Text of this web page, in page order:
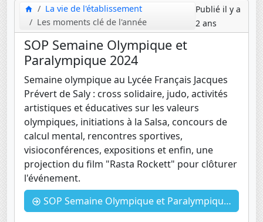
La vie de l'établissement
Les moments clé de l'année
Publié il y a
2 ans
SOP Semaine Olympique et
Paralympique 2024
Semaine olympique au Lycée Français Jacques
Prévert de Saly : cross solidaire, judo, activités
artistiques et éducatives sur les valeurs
olympiques, initiations à la Salsa, concours de
calcul mental, rencontres sportives,
visioconférences, expositions et enfin, une
projection du film "Rasta Rockett" pour clôturer
l'événement.
SOP Semaine Olympique et Paralympique 2024